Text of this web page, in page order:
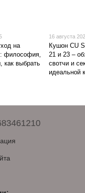
на
философия,
как выбрать
16 августа
Кушон CU
21 и 23 –
свотчи и
идеальной